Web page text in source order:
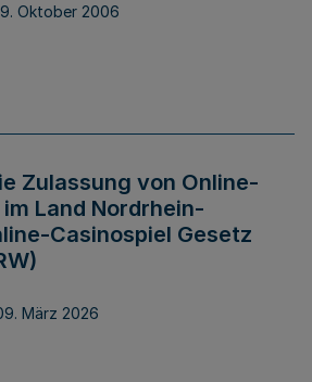
Oktober 2006
Zulassung von Online-
Land Nordrhein-
Casinospiel Gesetz
März 2026